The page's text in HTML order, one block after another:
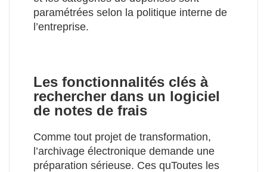
paramétrées selon la politique interne de
l’entreprise.
Les fonctionnalités clés à
rechercher dans un logiciel
de notes de frais
Comme tout projet de transformation,
l’archivage électronique demande une
préparation sérieuse. Ces quToutes les